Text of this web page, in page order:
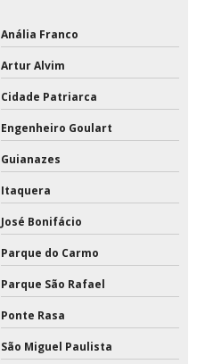
Anália Franco
Artur Alvim
Cidade Patriarca
Engenheiro Goulart
Guianazes
Itaquera
José Bonifácio
Parque do Carmo
Parque São Rafael
Ponte Rasa
São Miguel Paulista